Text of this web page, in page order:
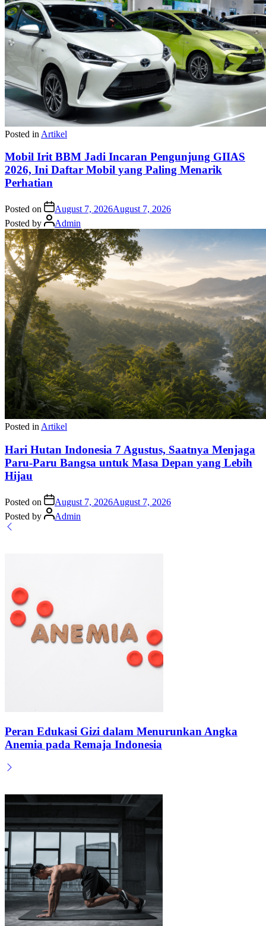
Posted in Artikel
Mobil Irit BBM Jadi Incaran Pengunjung GIIAS
2026, Ini Daftar Mobil yang Paling Menarik
Perhatian
Posted on August 7, 2026August 7, 2026
Posted by
Admin
Posted in Artikel
Hari Hutan Indonesia 7 Agustus, Saatnya Menjaga
Paru-Paru Bangsa untuk Masa Depan yang Lebih
Hijau
Posted on August 7, 2026August 7, 2026
Posted by
Admin
Peran Edukasi Gizi dalam Menurunkan Angka
Anemia pada Remaja Indonesia